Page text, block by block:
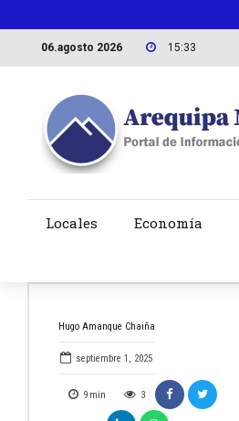
06.agosto 2026 15:33
Locales Economía
Hugo Amanque Chaiña
septiembre 1, 2025
9 min 3